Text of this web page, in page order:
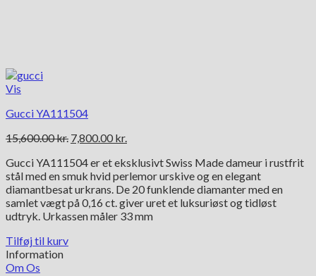
Vis
Gucci YA111504
15,600.00kr. Den
pris
var:
15,600.00 kr..
7,800.00 kr.
pris
er:
7,800.00 kr..
Gucci YA111504 er et eksklusivt Swiss Made dameur i rustfrit
stål med en smuk hvid perlemor urskive og en elegant
diamantbesat urkrans. De 20 funklende diamanter med en
samlet vægt på 0,16 ct. giver uret et luksuriøst og tidløst
udtryk. Urkassen måler 33 mm
Tilføj til kurv
Information
Om Os